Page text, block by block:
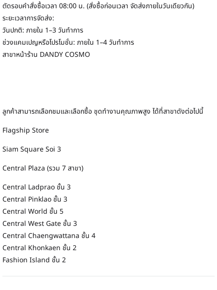
ตัดรอบคำสั่งซื้อเวลา 08:00 น. (สั่งซื้อก่อนเวลา จัดส่งภายในวันเดียวกัน)
ระยะเวลาการจัดส่ง:
วันปกติ: ภายใน 1–3 วันทำการ
ช่วงแคมเปญหรือโปรโมชั่น: ภายใน 1–4 วันทำการ
สาขาหน้าร้าน DANDY COSMO
ลูกค้าสามารถเลือกชมและเลือกซื้อ ชุดทำงานคุณภาพสูง ได้ที่สาขาดังต่อไปนี้
Flagship Store
Siam Square Soi 3
Central Plaza (รวม 7 สาขา)
Central Ladprao ชั้น 3
Central Pinklao ชั้น 3
Central World ชั้น 5
Central West Gate ชั้น 3
Central Chaengwattana ชั้น 4
Central Khonkaen ชั้น 2
Fashion Island ชั้น 2